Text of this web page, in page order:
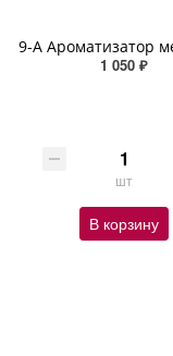
1 050 ₽
шт
В корзину